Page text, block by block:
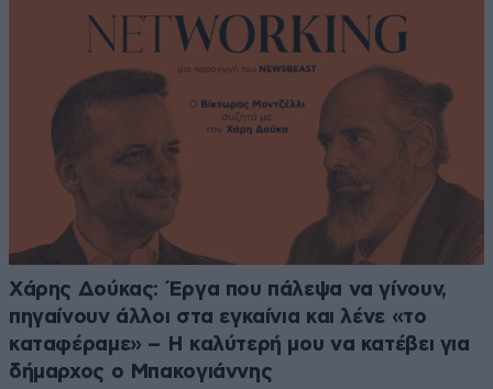
Χάρης Δούκας: Έργα που πάλεψα να γίνουν,
πηγαίνουν άλλοι στα εγκαίνια και λένε «το
καταφέραμε» – Η καλύτερή μου να κατέβει για
δήμαρχος ο Μπακογιάννης